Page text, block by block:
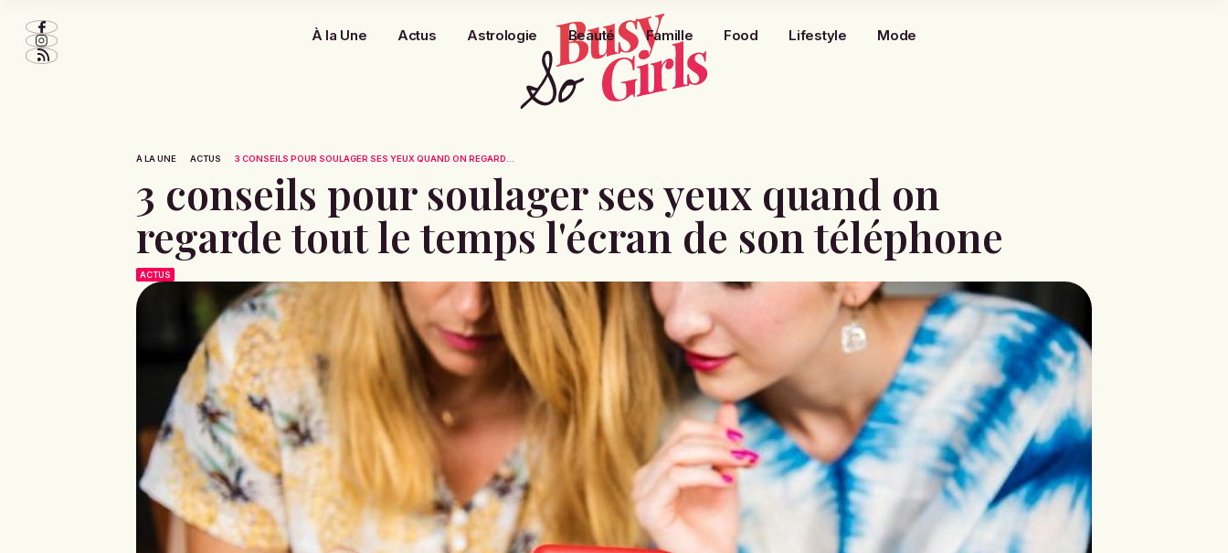
À la Une Actus Astrologie Beauté Famille Food Lifestyle Mode
À LA UNE ACTUS 3 CONSEILS POUR SOULAGER SES YEUX QUAND ON REGARD...
3 conseils pour soulager ses yeux quand on
regarde tout le temps l'écran de son téléphone
ACTUS